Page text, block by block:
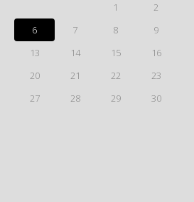
1
2
6 7 8
9
13 14 15
16
20 21 22
23
27 28 29
30